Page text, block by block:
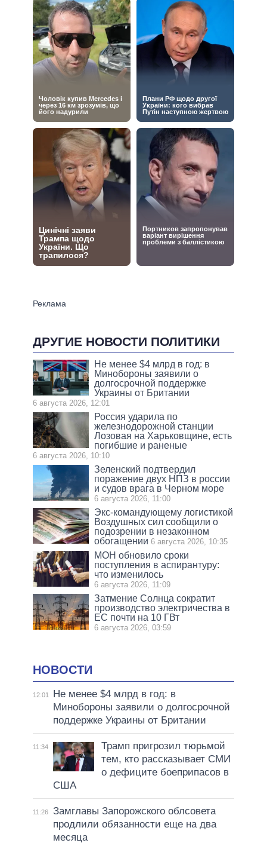
ДРУГИЕ НОВОСТИ ПОЛИТИКИ
Не менее $4 млрд в год: в
Минобороны заявили о
долгосрочной поддержке
Украины от Британии
6 августа 2026, 12:01
Россия ударила по
железнодорожной станции
Лозовая на Харьковщине, есть
погибшие и раненые
6 августа 2026, 10:10
Зеленский подтвердил
поражение двух НПЗ в россии
и судов врага в Черном море
6 августа 2026, 11:00
Экс-командующему логистикой
Воздушных сил сообщили о
подозрении в незаконном
обогащении 6 августа 2026, 10:35
МОН обновило сроки
поступления в аспирантуру:
что изменилось
6 августа 2026, 11:09
Затмение Солнца сократит
производство электричества в
ЕС почти на 10 ГВт
6 августа 2026, 03:59
НОВОСТИ
12:01
Не менее $4 млрд в год: в
Минобороны заявили о долгосрочной
поддержке Украины от Британии
11:34
Трамп пригрозил тюрьмой
тем, кто рассказывает СМИ
о дефиците боеприпасов в
США
11:26
Замглавы Запорожского облсовета
продлили обязанности еще на два
месяца